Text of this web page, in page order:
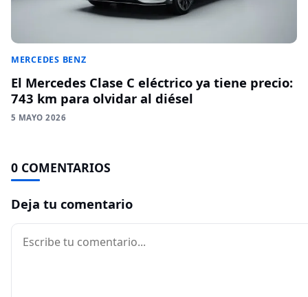
MERCEDES BENZ
El Mercedes Clase C eléctrico ya tiene precio:
743 km para olvidar al diésel
5 MAYO 2026
0 COMENTARIOS
Deja tu comentario
Comentario